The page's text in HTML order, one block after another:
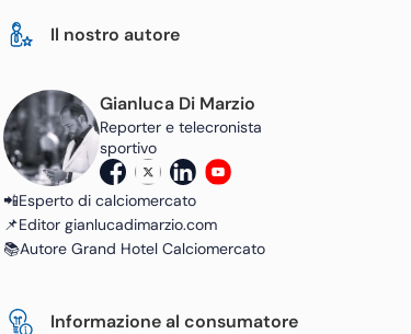
Il nostro autore
Gianluca Di Marzio
Reporter e telecronista
sportivo
📲Esperto di calciomercato
📌Editor gianlucadimarzio.com
📚Autore Grand Hotel Calciomercato
Informazione al consumatore